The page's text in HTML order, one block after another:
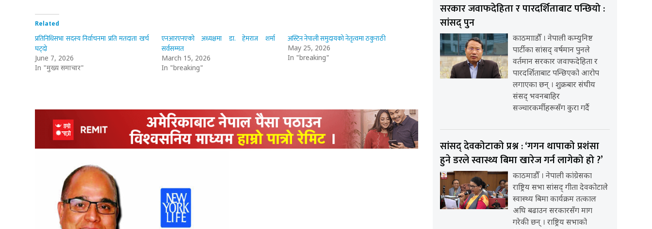
Related
प्रतिनिधिसभा सदस्य निर्वाचनमा प्रति मतदाता खर्च
घट्दो
June 7, 2026
In "मुख्य समाचार"
एनआरएनएको अध्यक्षमा डा. हेमराज शर्मा
सर्वसम्मत
March 15, 2026
In "breaking"
अस्टिन नेपाली समुदायको नेतृत्वमा ठकुराठी
May 25, 2026
In "breaking"
सरकार जवाफदेहिता र पारदर्शिताबाट पन्छियो :
सांसद् पुन
काठमााडौँ । नेपाली कम्युनिष्ट
पार्टीका सांसद् वर्षमान पुनले
वर्तमान सरकार जवाफदेहिता र
पारदर्शिताबाट पन्छिएको आरोप
लगाएका छन् । शुक्रबार संघीय
संसद् भवनबाहिर
सञ्चारकर्मीहरूसँग कुरा गर्दै
सांसद् देवकोटाको प्रश्न : ‘गगन थापाको प्रशंसा
हुने डरले स्वास्थ्य बिमा खारेज गर्न लागेको हो ?’
काठमाडौँ । नेपाली कांग्रेसका
राष्ट्रिय सभा सांसद् गीता देवकोटाले
स्वास्थ्य बिमा कार्यक्रम तत्काल
अघि बढाउन सरकारसँग माग
गरेकी छन् । राष्ट्रिय सभाको